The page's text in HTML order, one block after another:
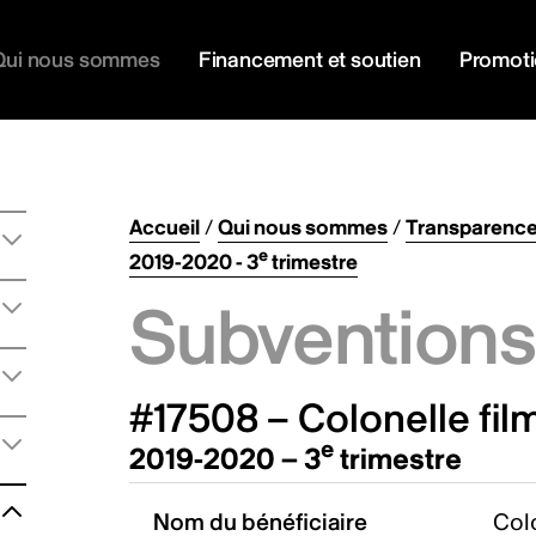
nous sommes Financement et soutien
Accueil/Qui nous sommes/
2019-2020 - 3etrimestre
#17508 – Colonelle
2019-2020 – 3e trimestre
Nom du bénéficiaire